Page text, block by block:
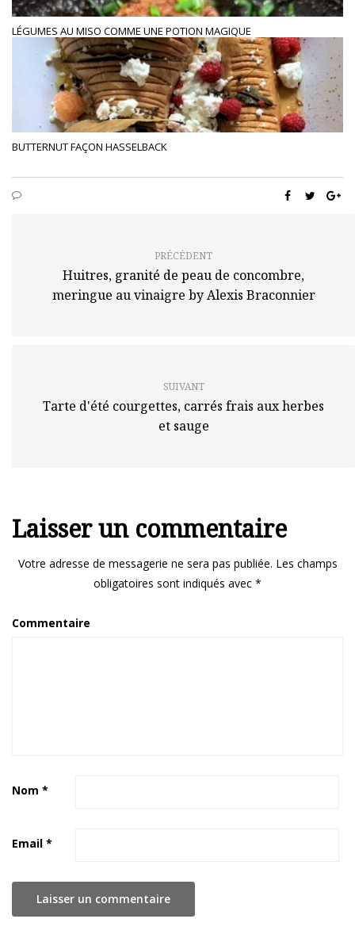
LÉGUMES AU MISO COMME UNE POTION MAGIQUE
BUTTERNUT FAÇON HASSELBACK
PRÉCÉDENT
Huitres, granité de peau de concombre,
meringue au vinaigre by Alexis Braconnier
SUIVANT
Tarte d'été courgettes, carrés frais aux herbes
et sauge
Laisser un commentaire
Votre adresse de messagerie ne sera pas publiée. Les champs
obligatoires sont indiqués avec *
Commentaire
Nom *
Email *